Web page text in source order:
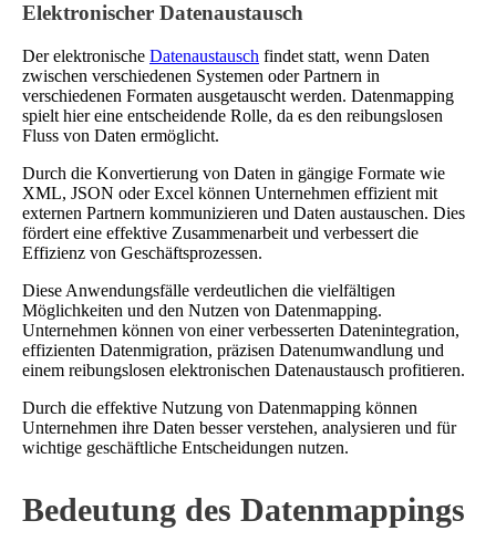
Elektronischer Datenaustausch
Der elektronische Datenaustausch findet statt, wenn Daten
zwischen verschiedenen Systemen oder Partnern in
verschiedenen Formaten ausgetauscht werden. Datenmapping
spielt hier eine entscheidende Rolle, da es den reibungslosen
Fluss von Daten ermöglicht.
Durch die Konvertierung von Daten in gängige Formate wie
XML, JSON oder Excel können Unternehmen effizient mit
externen Partnern kommunizieren und Daten austauschen. Dies
fördert eine effektive Zusammenarbeit und verbessert die
Effizienz von Geschäftsprozessen.
Diese Anwendungsfälle verdeutlichen die vielfältigen
Möglichkeiten und den Nutzen von Datenmapping.
Unternehmen können von einer verbesserten Datenintegration,
effizienten Datenmigration, präzisen Datenumwandlung und
einem reibungslosen elektronischen Datenaustausch profitieren.
Durch die effektive Nutzung von Datenmapping können
Unternehmen ihre Daten besser verstehen, analysieren und für
wichtige geschäftliche Entscheidungen nutzen.
Bedeutung des Datenmappings